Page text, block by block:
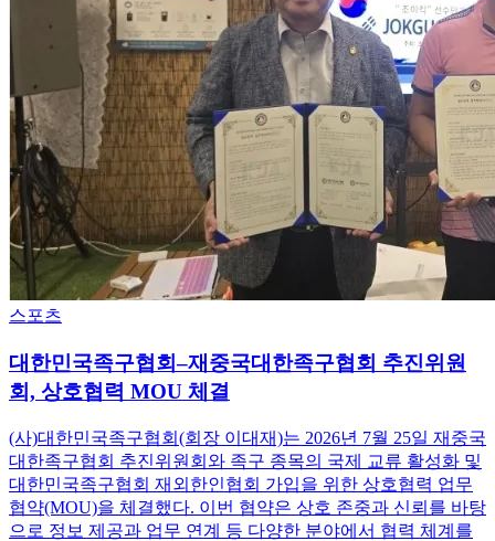
스포츠
대한민국족구협회–재중국대한족구협회 추진위원
회, 상호협력 MOU 체결
(사)대한민국족구협회(회장 이대재)는 2026년 7월 25일 재중국
대한족구협회 추진위원회와 족구 종목의 국제 교류 활성화 및
대한민국족구협회 재외한인협회 가입을 위한 상호협력 업무
협약(MOU)을 체결했다. 이번 협약은 상호 존중과 신뢰를 바탕
으로 정보 제공과 업무 연계 등 다양한 분야에서 협력 체계를